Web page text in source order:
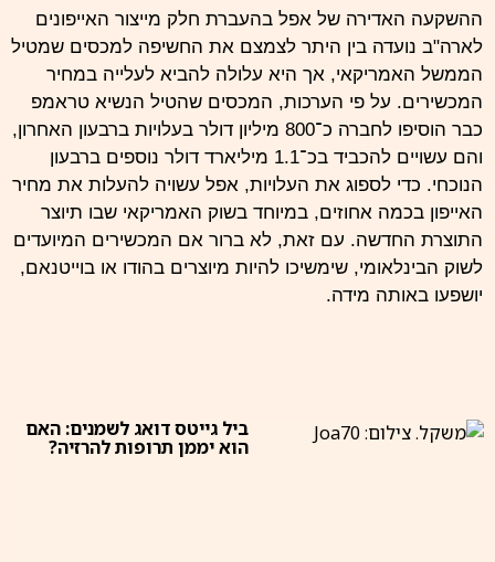
ההשקעה האדירה של אפל בהעברת חלק מייצור האייפונים
לארה"ב נועדה בין היתר לצמצם את החשיפה למכסים שמטיל
הממשל האמריקאי, אך היא עלולה להביא לעלייה במחיר
המכשירים. על פי הערכות, המכסים שהטיל הנשיא טראמפ
כבר הוסיפו לחברה כ־800 מיליון דולר בעלויות ברבעון האחרון,
והם עשויים להכביד בכ־1.1 מיליארד דולר נוספים ברבעון
הנוכחי. כדי לספוג את העלויות, אפל עשויה להעלות את מחיר
האייפון בכמה אחוזים, במיוחד בשוק האמריקאי שבו תיוצר
התוצרת החדשה. עם זאת, לא ברור אם המכשירים המיועדים
לשוק הבינלאומי, שימשיכו להיות מיוצרים בהודו או בוייטנאם,
יושפעו באותה מידה.
ביל גייטס דואג לשמנים: האם
הוא יממן תרופות להרזיה?